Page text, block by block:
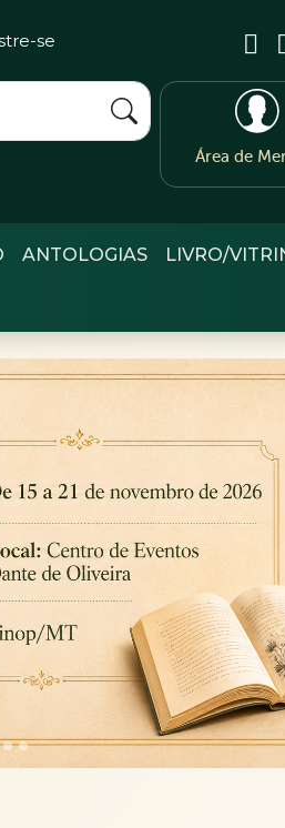
se
Área de
ANTOLOGIAS LIVRO/